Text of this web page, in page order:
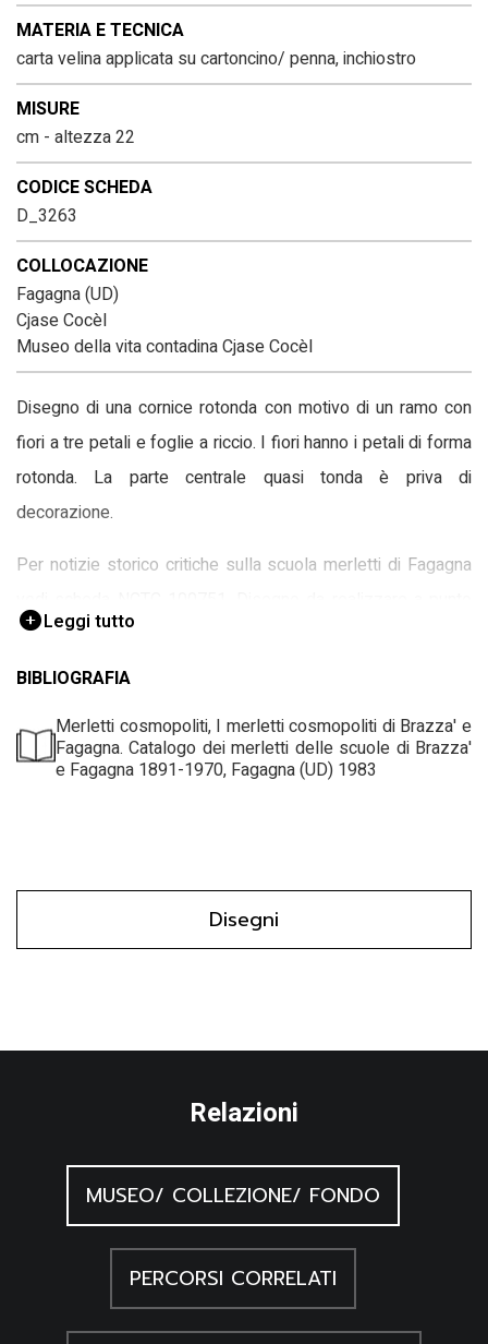
MATERIA E TECNICA
carta velina applicata su cartoncino/ penna, inchiostro
MISURE
cm - altezza 22
CODICE SCHEDA
D_3263
COLLOCAZIONE
Fagagna (UD)
Cjase Cocèl
Museo della vita contadina Cjase Cocèl
Disegno di una cornice rotonda con motivo di un ramo con
fiori a tre petali e foglie a riccio. I fiori hanno i petali di forma
rotonda. La parte centrale quasi tonda è priva di
decorazione.
Per notizie storico critiche sulla scuola merletti di Fagagna
Venezia.
Leggi tutto
BIBLIOGRAFIA
Merletti cosmopoliti, I merletti cosmopoliti di Brazza' e
Fagagna. Catalogo dei merletti delle scuole di Brazza'
e Fagagna 1891-1970, Fagagna (UD) 1983
Disegni
Relazioni
MUSEO/ COLLEZIONE/ FONDO
PERCORSI CORRELATI